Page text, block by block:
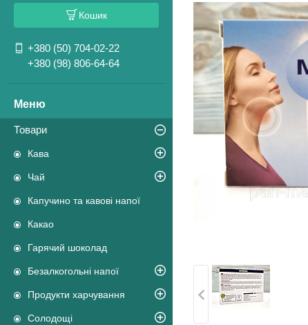
Кошик
+380 (50) 704-02-22
+380 (98) 806-64-64
Товари
Кава
Чай
Капучино та кавові напої
Какао
Гарячий шоколад
Безалкогольні напої
Продукти харчування
Солодощі